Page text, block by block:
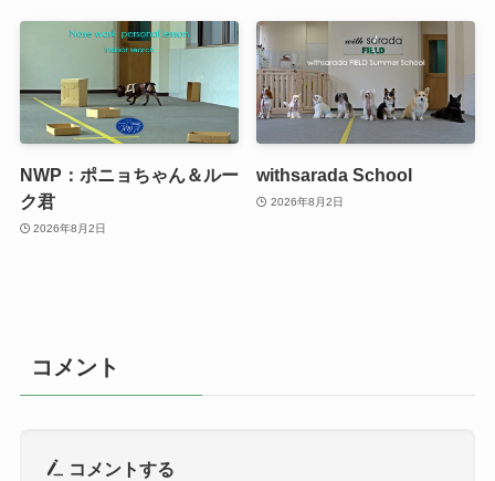
NWP：ポニョちゃん＆ルー
ク君
2026年8月2日
withsarada School
2026年8月2日
コメント
コメントする